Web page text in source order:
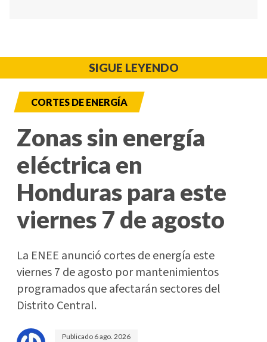
SIGUE LEYENDO
CORTES DE ENERGÍA
Zonas sin energía
eléctrica en
Honduras para este
viernes 7 de agosto
La ENEE anunció cortes de energía este
viernes 7 de agosto por mantenimientos
programados que afectarán sectores del
Distrito Central.
Publicado 6 ago. 2026